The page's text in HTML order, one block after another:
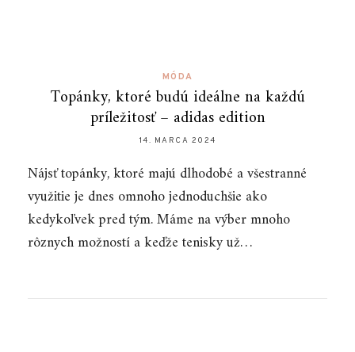
MÓDA
Topánky, ktoré budú ideálne na každú
príležitosť – adidas edition
14. MARCA 2024
Nájsť topánky, ktoré majú dlhodobé a všestranné
využitie je dnes omnoho jednoduchšie ako
kedykoľvek pred tým. Máme na výber mnoho
rôznych možností a keďže tenisky už…